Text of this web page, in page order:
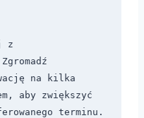
na kilka
aby zwiększyć
terminu.